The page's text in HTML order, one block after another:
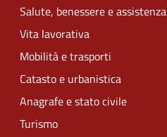
Salute, benessere e assistenza
Vita lavorativa
Mobilità e trasporti
Catasto e urbanistica
Anagrafe e stato civile
Turismo